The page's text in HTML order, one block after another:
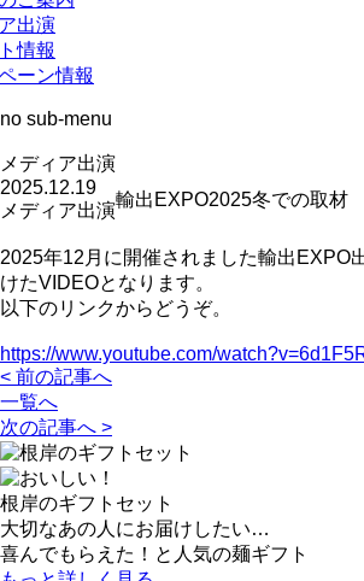
出演
情報
ーン情報
no sub-menu
メディア出演
2025.12.19
メディア出演
輸出EXPO2025冬での取材
2025年12月に開催されました輸出EXPO
けたVIDEOとなります。
以下のリンクからどうぞ。
https://www.youtube.com/
< 前の記事へ
一覧へ
次の記事へ >
根岸のギフトセット
大切なあの人にお届けしたい…
喜んでもらえた！と人気の麺ギフト